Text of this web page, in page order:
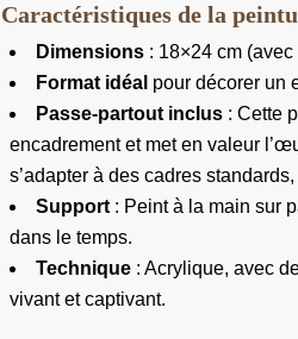
Caractéristiques de la
Dimensions: 18×24 cm (avec
Format idéal pour décorer un
Passe-partout inclus: Cette
encadrement et met en valeur
s’adapter à des cadres
Support: Peint à la main sur
dans le temps.
Technique: Acrylique, avec
vivant et captivant.